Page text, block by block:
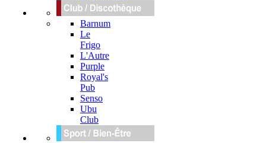
Barnum
Le
Frigo
L'Autre
Purple
Royal's
Pub
Senso
Ubu
Club